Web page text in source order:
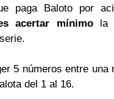
paga Baloto por
acertar mínimola
5 números entre una
del 1 al 16.